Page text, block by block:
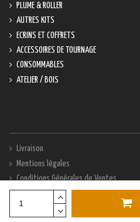
PLUME & ROLLER
AUTRES KITS
ECRINS ET COFFRETS
ACCESSOIRES DE TOURNAGE
CONSOMMABLES
ATELIER / BOIS
Livraison
Mentions légales
Conditions Générales de Ventes
Modes de paiement
Contactez-nous